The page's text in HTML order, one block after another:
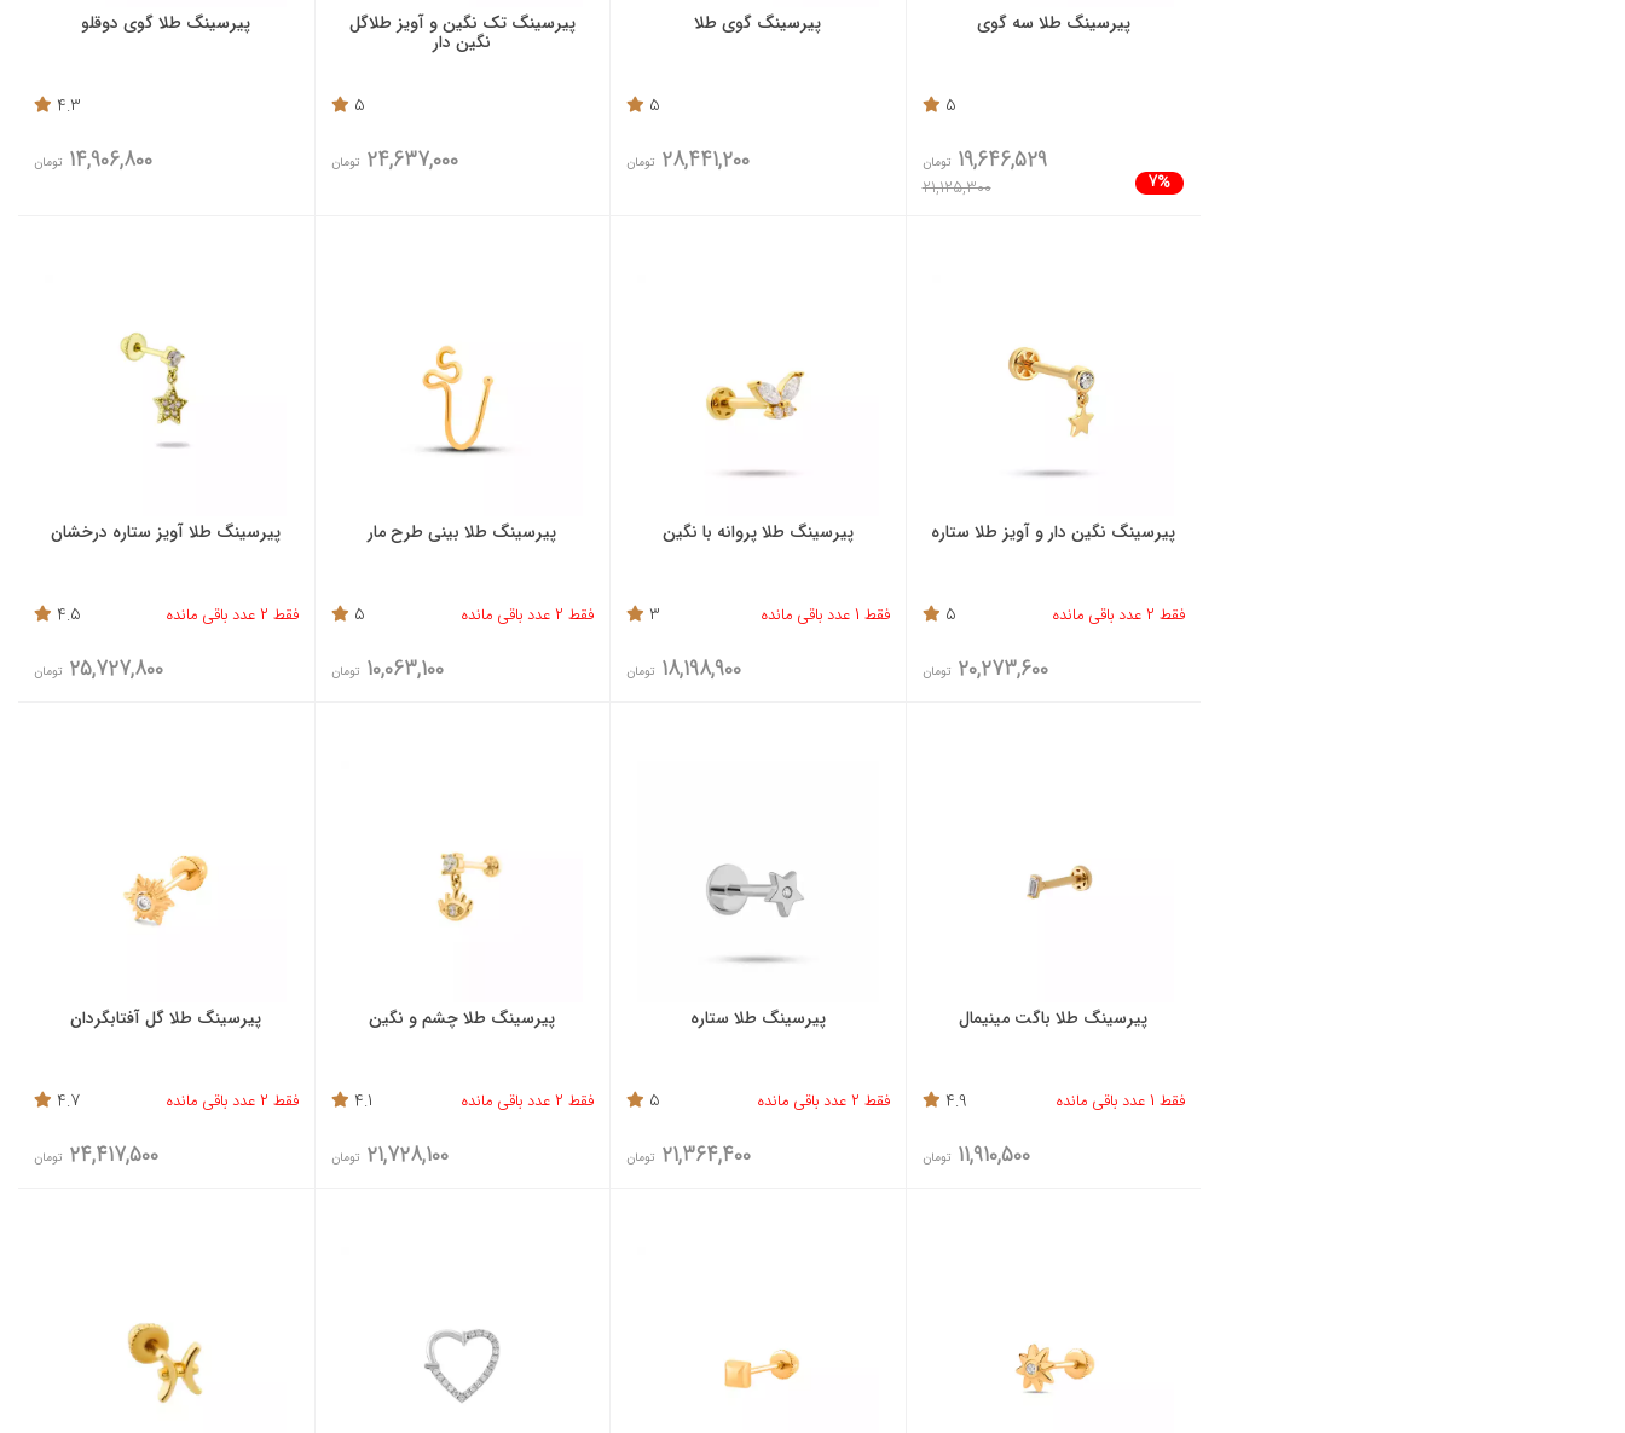
پیرسینگ طلا سه گوی
5
7%
19,646,529 تومان
21,125,300
پیرسینگ گوی طلا
5
28,441,200 تومان
پیرسینگ تک نگین و آویز طلاگل
نگین دار
5
24,637,000 تومان
پیرسینگ طلا گوی دوقلو
4.3
14,906,800 تومان
پیرسینگ نگین دار و آویز طلا ستاره
فقط 2 عدد باقی مانده 5
20,273,600 تومان
پیرسینگ طلا پروانه با نگین
فقط 1 عدد باقی مانده 3
18,198,900 تومان
پیرسینگ طلا بینی طرح مار
فقط 2 عدد باقی مانده 5
10,063,100 تومان
پیرسینگ طلا آویز ستاره درخشان
فقط 2 عدد باقی مانده 4.5
25,727,800 تومان
پیرسینگ طلا باگت مینیمال
فقط 1 عدد باقی مانده 4.9
11,910,500 تومان
پیرسینگ طلا ستاره
فقط 2 عدد باقی مانده 5
21,364,400 تومان
پیرسینگ طلا چشم و نگین
فقط 2 عدد باقی مانده 4.1
21,728,100 تومان
پیرسینگ طلا گل آفتابگردان
فقط 2 عدد باقی مانده 4.7
24,417,500 تومان